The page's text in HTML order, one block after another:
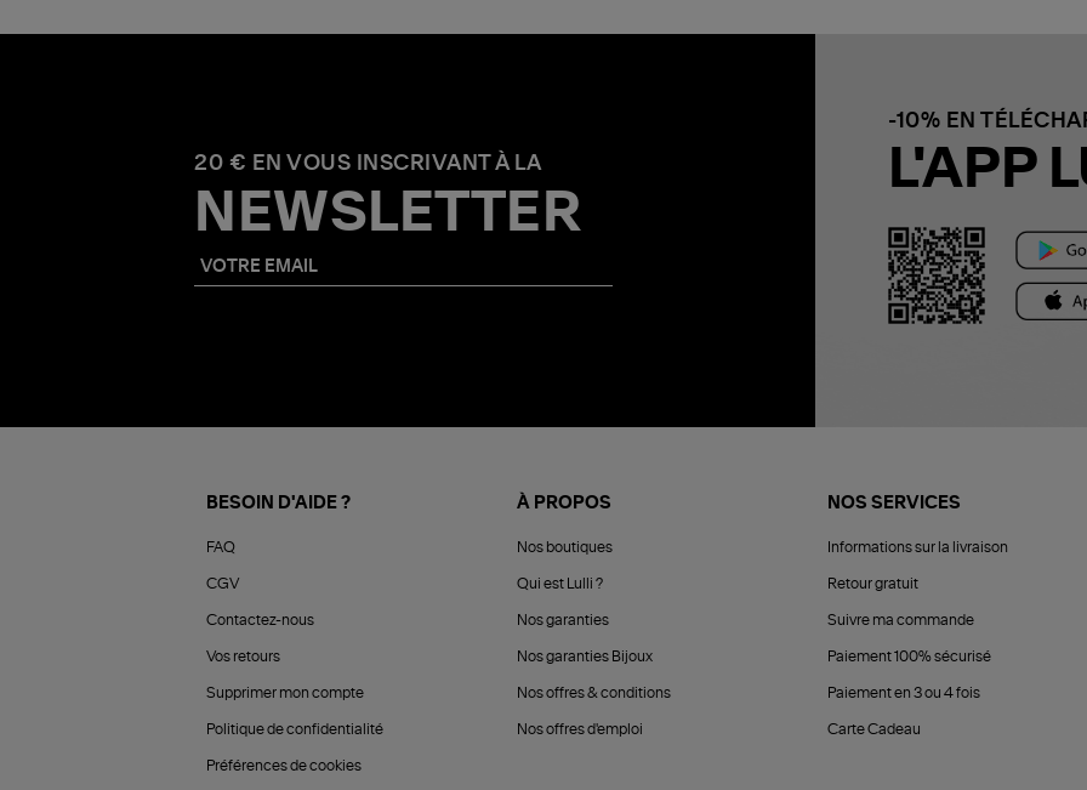
20 € EN VOUS INSCRIVANT À LA
NEWSLETTER
-10% EN
L'APP
BESOIN D'AIDE ?
FAQ
CGV
Contactez-nous
Vos retours
Supprimer mon compte
Politique de confidentialité
Préférences de cookies
À PROPOS
Nos boutiques
Qui est Lulli ?
Nos garanties
Nos garanties Bijoux
Nos offres & conditions
Nos offres d'emploi
NOS SERVICES
Informations sur la livraison
Retour gratuit
Suivre ma commande
Paiement 100% sécurisé
Paiement en 3 ou 4 fois
Carte Cadeau